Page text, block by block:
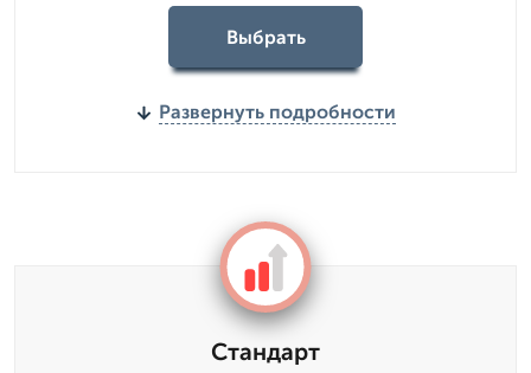
Выбрать
Развернуть подробности
Стандарт